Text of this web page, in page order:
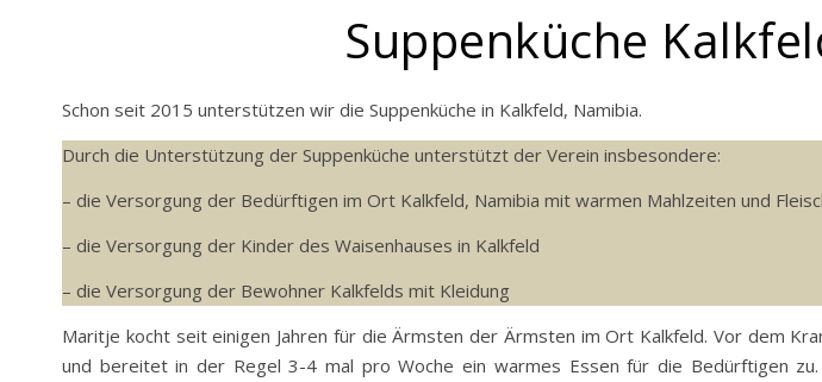
Suppenküche
Schon seit 2015 unterstützen wir die Suppenküche in Kalkfeld, Namibia.
Durch die Unterstützung der Suppenküche unterstützt der Verein insbesondere:
– die Versorgung der Bedürftigen im Ort Kalkfeld, Namibia mit warmen Mahlzeiten und
– die Versorgung der Kinder des Waisenhauses in Kalkfeld
– die Versorgung der Bewohner Kalkfelds mit Kleidung
Maritje kocht seit einigen Jahren für die Ärmsten der Ärmsten im Ort Kalkfeld. Vor dem
und bereitet in der Regel 3-4 mal pro Woche ein warmes Essen für die Bedürftigen